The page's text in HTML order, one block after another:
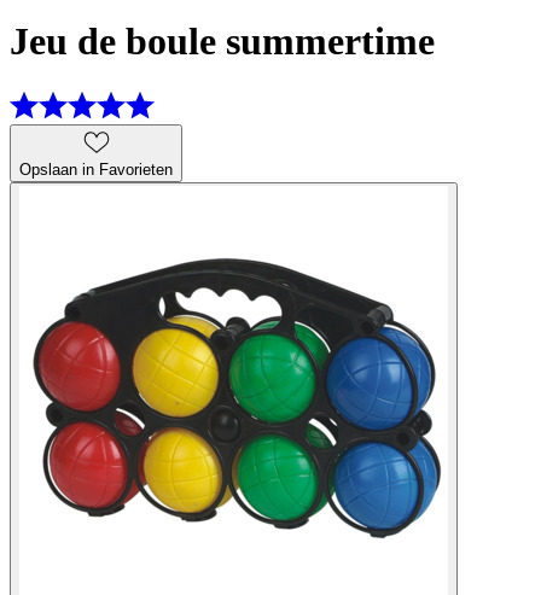
Jeu de boule summertime
Opslaan in Favorieten